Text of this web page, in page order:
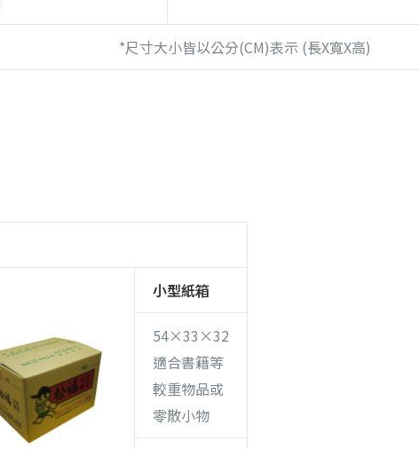
*尺寸大小皆以公分(CM)表示 (長x寬x高)
小型紙箱
54×33×32
適合書籍等
較重物品或
零散小物